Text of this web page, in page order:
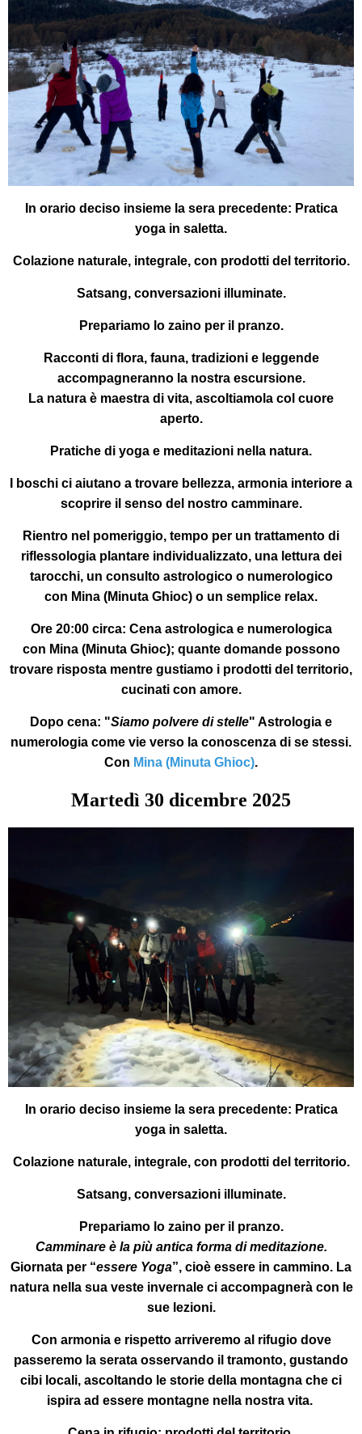
In orario deciso insieme la sera precedente: Pratica
yoga in saletta.
Colazionenaturale, integrale, con prodotti del territorio.
Satsang, conversazioni illuminate.
Prepariamo lo zaino per il pranzo.
Racconti di flora, fauna, tradizioni e leggende
accompagneranno la nostra escursione.
La natura è maestra di vita, ascoltiamola col cuore
aperto.
Pratiche di yoga e meditazioni nella natura.
I boschi ci aiutano a trovare bellezza, armonia interiore a
scoprire il senso del nostro camminare.
Rientro nel pomeriggio, tempo per un trattamento di
riflessologia plantare individualizzato, una lettura dei
tarocchi, un consulto astrologico o numerologico
con Mina (Minuta Ghioc) o un semplice relax.
Ore 20:00 circa: Cena astrologica e numerologica
con Mina (Minuta Ghioc); quante domande possono
trovare risposta mentre gustiamo i prodotti del territorio,
cucinati con amore.
Dopo cena: "Siamo polvere di stelle" Astrologia e
numerologia come vie verso la conoscenza di se stessi.
Con Mina (Minuta Ghioc).
Martedì 30 dicembre 2025
In orario deciso insieme la sera precedente: Pratica
yoga in saletta.
Colazionenaturale, integrale, con prodotti del territorio.
Satsang, conversazioni illuminate.
Prepariamo lo zaino per il pranzo.
Camminare è la più antica forma di meditazione.
Giornata per “essere Yoga”, cioè essere in cammino. La
natura nella sua veste invernale ci accompagnerà con le
sue lezioni.
Con armonia e rispetto arriveremo al rifugio dove
passeremo la serata osservando il tramonto, gustando
cibi locali, ascoltando le storie della montagna che ci
ispira ad essere montagne nella nostra vita.